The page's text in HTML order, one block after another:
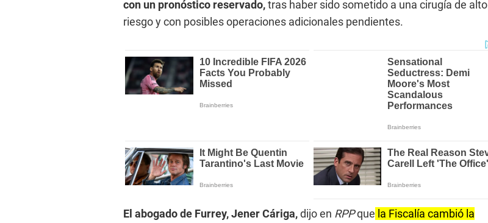
con un pronóstico reservado,tras haber sido sometido a una cirugía de alto
riesgo y con posibles operaciones adicionales pendientes.
El abogado de Furrey, Jener Cáriga,dijo en RPPque la Fiscalía cambió la